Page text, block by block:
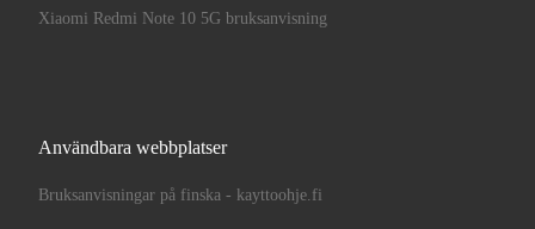
Xiaomi Redmi Note 10 5G bruksanvisning
Användbara webbplatser
Bruksanvisningar på finska - kayttoohje.fi